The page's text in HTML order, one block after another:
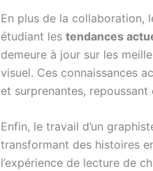
En plus de la collaboration,
étudiant les tendances
demeure à jour sur les
visuel. Ces connaissances
et surprenantes,
Enfin, le travail d’un
transformant des histoires
l’expérience de lecture de